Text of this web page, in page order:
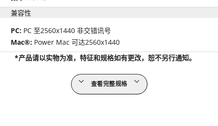
兼容性
PC: PC 至2560x1440 非交错讯号
Mac®: Power Mac 可达2560x1440
*产品请以实物为准，特征和规格如有更改，恕不另行通知。
查看完整规格